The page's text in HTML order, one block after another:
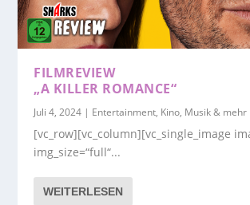
FILMREVIEW
„A KILLER ROMANCE“
Juli 4, 2024 | Entertainment, Kino, Musik & mehr
[vc_row][vc_column][vc_single_image
img_size=“full“...
WEITERLESEN